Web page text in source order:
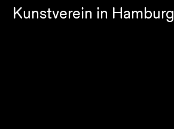
Kunstverein in Hamburg